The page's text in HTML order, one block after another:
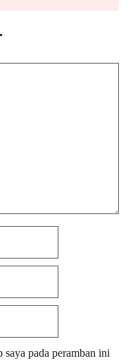
saya pada peramban ini